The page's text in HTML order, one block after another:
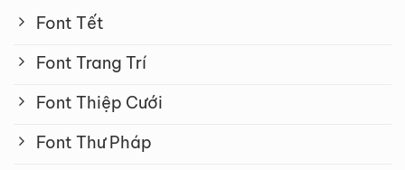
Font Tết
Font Trang Trí
Font Thiệp Cưới
Font Thư Pháp